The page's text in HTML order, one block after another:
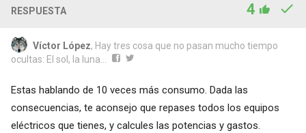
RESPUESTA 4
Víctor López, Hay tres cosa que no pasan mucho tiempo
ocultas: El sol, la luna...
Estas hablando de 10 veces más consumo. Dada las
consecuencias, te aconsejo que repases todos los equipos
eléctricos que tienes, y calcules las potencias y gastos.